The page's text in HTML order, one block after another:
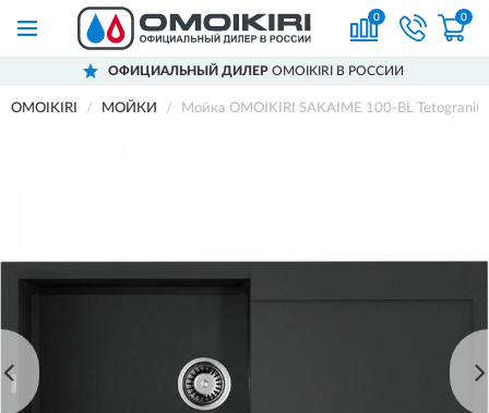
0 0
ОФИЦИАЛЬНЫЙ ДИЛЕР OMOIKIRI В РОССИИ
OMOIKIRI МОЙКИ Мойка OMOIKIRI SAKAIME 100-BL